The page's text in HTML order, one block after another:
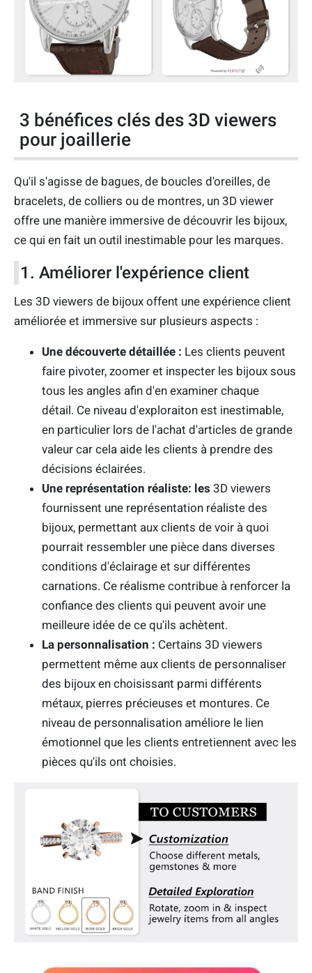
3 bénéfices clés des 3D viewers
pour joaillerie
Qu'il s'agisse de bagues, de boucles d'oreilles, de
bracelets, de colliers ou de montres, un 3D viewer
offre une manière immersive de découvrir les bijoux,
ce qui en fait un outil inestimable pour les marques.
1. Améliorer l'expérience client
Les 3D viewers de bijoux offent une expérience client
améliorée et immersive sur plusieurs aspects :
Une découverte détaillée : Les clients peuvent
faire pivoter, zoomer et inspecter les bijoux sous
tous les angles afin d'en examiner chaque
détail. Ce niveau d'exploraiton est inestimable,
en particulier lors de l'achat d'articles de grande
valeur car cela aide les clients à prendre des
décisions éclairées.
Une représentation réaliste: les 3D viewers
fournissent une représentation réaliste des
bijoux, permettant aux clients de voir à quoi
pourrait ressembler une pièce dans diverses
conditions d'éclairage et sur différentes
carnations. Ce réalisme contribue à renforcer la
confiance des clients qui peuvent avoir une
meilleure idée de ce qu'ils achètent.
La personnalisation : Certains 3D viewers
permettent même aux clients de personnaliser
des bijoux en choisissant parmi différents
métaux, pierres précieuses et montures. Ce
niveau de personnalisation améliore le lien
émotionnel que les clients entretiennent avec les
pièces qu'ils ont choisies.